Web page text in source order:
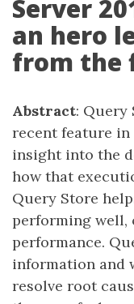
Server
an hero
from the
Abstract: Query
recent feature in
insight into the
how that
Query Store
performing well,
performance.
information and
resolve root